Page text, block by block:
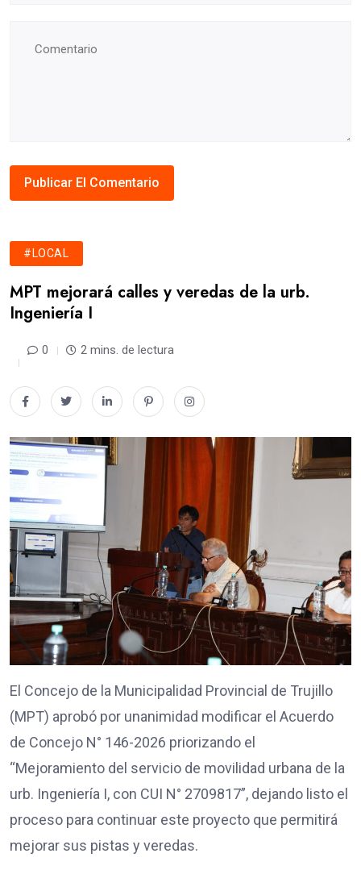
#LOCAL
MPT mejorará calles y veredas de la urb.
Ingeniería I
0 2 mins. de lectura
El Concejo de la Municipalidad Provincial de Trujillo
(MPT) aprobó por unanimidad modificar el Acuerdo
de Concejo N° 146-2026 priorizando el
“Mejoramiento del servicio de movilidad urbana de la
urb. Ingeniería I, con CUI N° 2709817”, dejando listo el
proceso para continuar este proyecto que permitirá
mejorar sus pistas y veredas.